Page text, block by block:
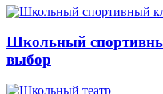
Школьный
выбор